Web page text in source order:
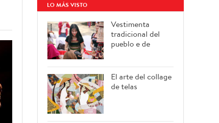
LO MÁS VISTO
Vestimenta
tradicional del
pueblo e de
El arte del collage
de telas